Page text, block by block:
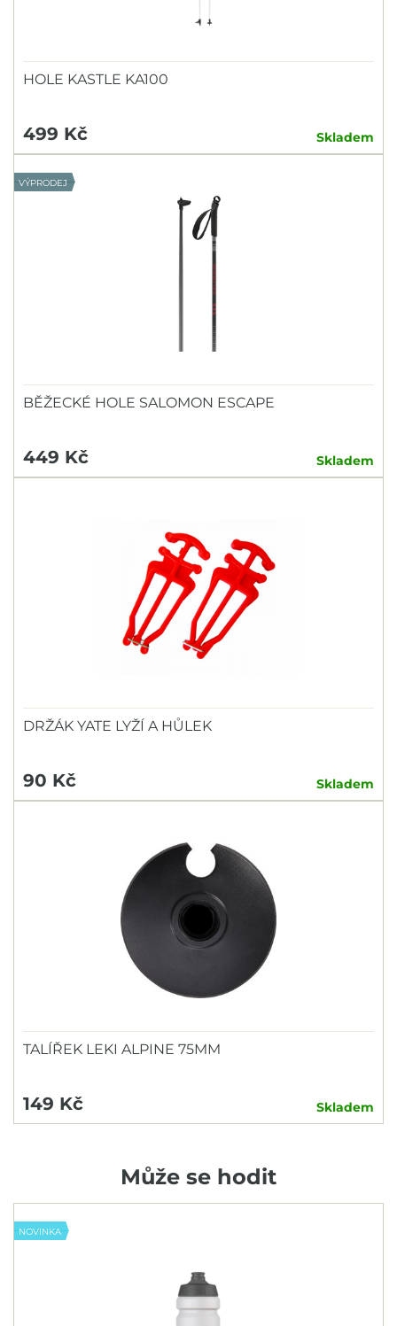
HOLE KASTLE KA100
499 Kč Skladem
VÝPRODEJ
BĚŽECKÉ HOLE SALOMON ESCAPE
449 Kč Skladem
DRŽÁK YATE LYŽÍ A HŮLEK
90 Kč Skladem
TALÍŘEK LEKI ALPINE 75MM
149 Kč Skladem
Může se hodit
NOVINKA